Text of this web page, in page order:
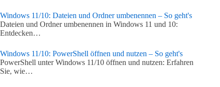
Windows 11/10: Dateien und Ordner umbenennen – So geht's
Dateien und Ordner umbenennen in Windows 11 und 10:
Entdecken…
Windows 11/10: PowerShell öffnen und nutzen – So geht's
PowerShell unter Windows 11/10 öffnen und nutzen: Erfahren
Sie, wie…